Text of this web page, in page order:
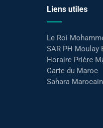
Liens utiles
Le Roi
SAR PH Moulay
Horaire Prière
Carte du Maroc
Sahara Marocain